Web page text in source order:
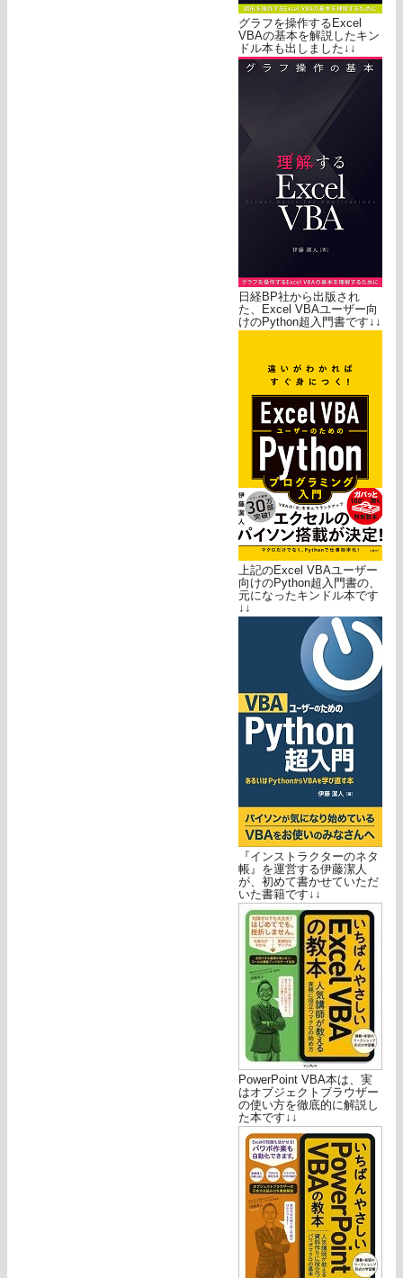
グラフを操作するExcel
VBAの基本を解説したキン
ドル本も出しました↓↓
日経BP社から出版され
た、Excel VBAユーザー向
けのPython超入門書です↓↓
上記のExcel VBAユーザー
向けのPython超入門書の、
元になったキンドル本です
↓↓
『インストラクターのネタ
帳』を運営する伊藤潔人
が、初めて書かせていただ
いた書籍です↓↓
PowerPoint VBA本は、実
はオブジェクトブラウザー
の使い方を徹底的に解説し
た本です↓↓